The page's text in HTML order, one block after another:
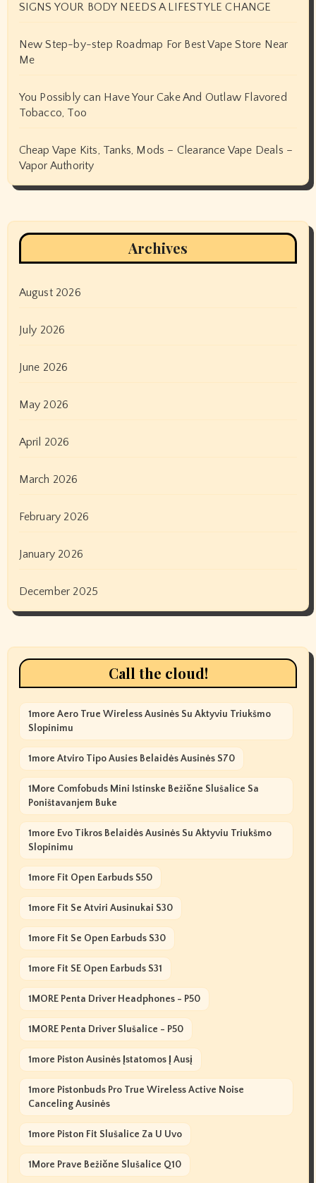
SIGNS YOUR BODY NEEDS A LIFESTYLE CHANGE
New Step-by-step Roadmap For Best Vape Store Near
Me
You Possibly can Have Your Cake And Outlaw Flavored
Tobacco, Too
Cheap Vape Kits, Tanks, Mods – Clearance Vape Deals –
Vapor Authority
Archives
August 2026
July 2026
June 2026
May 2026
April 2026
March 2026
February 2026
January 2026
December 2025
Call the cloud!
1more Aero True Wireless Ausinės Su Aktyviu Triukšmo
Slopinimu
1more Atviro Tipo Ausies Belaidės Ausinės S70
1More Comfobuds Mini Istinske Bežične Slušalice Sa
Poništavanjem Buke
1more Evo Tikros Belaidės Ausinės Su Aktyviu Triukšmo
Slopinimu
1more Fit Open Earbuds S50
1more Fit Se Atviri Ausinukai S30
1more Fit Se Open Earbuds S30
1more Fit SE Open Earbuds S31
1MORE Penta Driver Headphones - P50
1MORE Penta Driver Slušalice - P50
1more Piston Ausinės Įstatomos Į Ausį
1more Pistonbuds Pro True Wireless Active Noise
Canceling Ausinės
1more Piston Fit Slušalice Za U Uvo
1More Prave Bežične Slušalice Q10